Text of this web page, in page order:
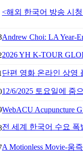
<해외 한국어 방송 시
Andrew Choi: LA Year-
2026 YH K-TOUR
단편 영화 온라인 상영
12/6/2025 토요일에 줌
WebACU Acupuncture
전 세계 한국어 수요
A Motionless Movie-움